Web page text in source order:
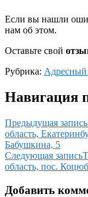
Если вы нашли
нам об этом.
Оставьте свой
Рубрика: Адресный
Навигация
Предыдущая запись
область,
Бабушкина, 5
Следующая запись
область, пос.
Добавить